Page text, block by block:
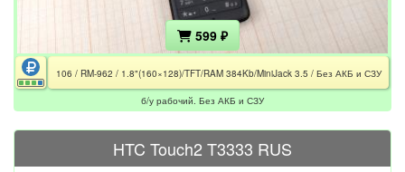
599 ₽
106 / RM-962 / 1.8"(160×128)/TFT/RAM 384Kb/MiniJack 3.5 / Без АКБ и СЗУ
б/у рабочий. Без АКБ и СЗУ
HTC Touch2 T3333 RUS